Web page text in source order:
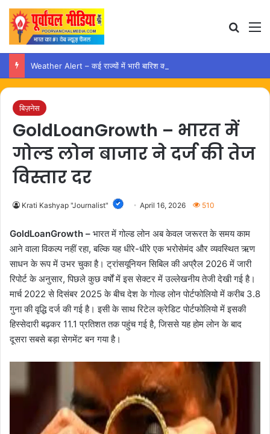
बिज़नेस
GoldLoanGrowth – भारत में
गोल्ड लोन बाजार ने दर्ज की तेज
विस्तार दर
Krati Kashyap "Journalist" April 16, 2026 510
GoldLoanGrowth – भारत में गोल्ड लोन अब केवल जरूरत के समय काम
आने वाला विकल्प नहीं रहा, बल्कि यह धीरे-धीरे एक भरोसेमंद और व्यवस्थित ऋण
साधन के रूप में उभर चुका है। ट्रांसयूनियन सिबिल की अप्रैल 2026 में जारी
रिपोर्ट के अनुसार, पिछले कुछ वर्षों में इस सेक्टर में उल्लेखनीय तेजी देखी गई है।
मार्च 2022 से दिसंबर 2025 के बीच देश के गोल्ड लोन पोर्टफोलियो में करीब 3.8
गुना की वृद्धि दर्ज की गई है। इसी के साथ रिटेल क्रेडिट पोर्टफोलियो में इसकी
हिस्सेदारी बढ़कर 11.1 प्रतिशत तक पहुंच गई है, जिससे यह होम लोन के बाद
दूसरा सबसे बड़ा सेगमेंट बन गया है।